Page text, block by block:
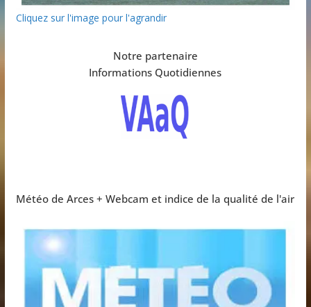
Cliquez sur l'image pour l'agrandir
Notre partenaire
Informations Quotidiennes
Météo de Arces + Webcam et indice de la qualité de l'air